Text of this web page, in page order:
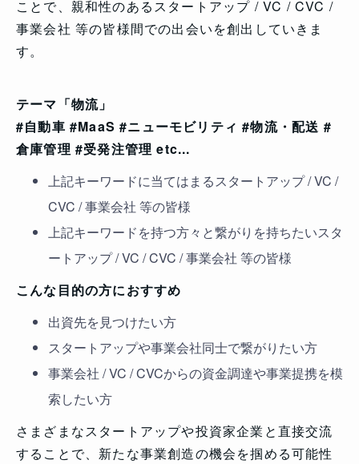
ことで、親和性のあるスタートアップ / VC / CVC /
事業会社 等の皆様間での出会いを創出していきま
す。
テーマ「物流」
#自動車 #MaaS #ニューモビリティ #物流・配送 #
倉庫管理 #受発注管理 etc...
上記キーワードに当てはまるスタートアップ / VC /
CVC / 事業会社 等の皆様
上記キーワードを持つ方々と繋がりを持ちたいスタ
ートアップ / VC / CVC / 事業会社 等の皆様
こんな目的の方におすすめ
出資先を見つけたい方
スタートアップや事業会社同士で繋がりたい方
事業会社 / VC / CVCからの資金調達や事業提携を模
索したい方
さまざまなスタートアップや投資家企業と直接交流
することで、新たな事業創造の機会を掴める可能性